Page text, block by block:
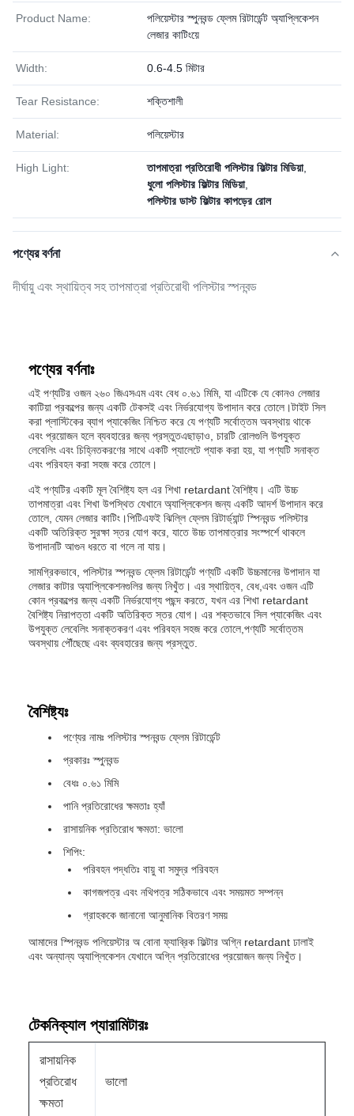
Product Name:
পলিয়েস্টার স্পুনবন্ড ফ্লেম রিটার্ডেন্ট অ্যাপ্লিকেশন
লেজার কাটিংয়ে
Width: 0.6-4.5 মিটার
Tear Resistance: শক্তিশালী
Material: পলিয়েস্টার
High Light: তাপমাত্রা প্রতিরোধী পলিস্টার ফিল্টার মিডিয়া,
ধুলো পলিস্টার ফিল্টার মিডিয়া,
পলিস্টার ডাস্ট ফিল্টার কাপড়ের রোল
পণ্যের বর্ণনা
দীর্ঘায়ু এবং স্থায়িত্ব সহ তাপমাত্রা প্রতিরোধী পলিস্টার স্পনবন্ড
পণ্যের বর্ণনাঃ
এই পণ্যটির ওজন ২৬০ জিএসএম এবং বেধ ০.৬১ মিমি, যা এটিকে যে কোনও লেজার
কাটিয়া প্রকল্পের জন্য একটি টেকসই এবং নির্ভরযোগ্য উপাদান করে তোলে।টাইট সিল
করা প্লাস্টিকের ব্যাগ প্যাকেজিং নিশ্চিত করে যে পণ্যটি সর্বোত্তম অবস্থায় থাকে
এবং প্রয়োজন হলে ব্যবহারের জন্য প্রস্তুতএছাড়াও, চারটি রোলগুলি উপযুক্ত
লেবেলিং এবং চিহ্নিতকরণের সাথে একটি প্যালেটে প্যাক করা হয়, যা পণ্যটি সনাক্ত
এবং পরিবহন করা সহজ করে তোলে।
এই পণ্যটির একটি মূল বৈশিষ্ট্য হল এর শিখা retardant বৈশিষ্ট্য। এটি উচ্চ
তাপমাত্রা এবং শিখা উপস্থিত যেখানে অ্যাপ্লিকেশন জন্য একটি আদর্শ উপাদান করে
তোলে, যেমন লেজার কাটিং।পিটিএফই ঝিল্লি ফ্লেম রিটার্ড্যান্ট স্পিনবন্ড পলিস্টার
একটি অতিরিক্ত সুরক্ষা স্তর যোগ করে, যাতে উচ্চ তাপমাত্রার সংস্পর্শে থাকলে
উপাদানটি আগুন ধরতে বা গলে না যায়।
সামগ্রিকভাবে, পলিস্টার স্পনবন্ড ফ্লেম রিটার্ডেন্ট পণ্যটি একটি উচ্চমানের উপাদান যা
লেজার কাটার অ্যাপ্লিকেশনগুলির জন্য নিখুঁত। এর স্থায়িত্ব, বেধ,এবং ওজন এটি
কোন প্রকল্পের জন্য একটি নির্ভরযোগ্য পছন্দ করতে, যখন এর শিখা retardant
বৈশিষ্ট্য নিরাপত্তা একটি অতিরিক্ত স্তর যোগ। এর শক্তভাবে সিল প্যাকেজিং এবং
উপযুক্ত লেবেলিং সনাক্তকরণ এবং পরিবহন সহজ করে তোলে,পণ্যটি সর্বোত্তম
অবস্থায় পৌঁছেছে এবং ব্যবহারের জন্য প্রস্তুত.
বৈশিষ্ট্যঃ
পণ্যের নামঃ পলিস্টার স্পনবন্ড ফ্লেম রিটার্ডেন্ট
প্রকারঃ স্পুনবন্ড
বেধঃ ০.৬১ মিমি
পানি প্রতিরোধের ক্ষমতাঃ হ্যাঁ
রাসায়নিক প্রতিরোধ ক্ষমতা: ভালো
শিপিং:
পরিবহন পদ্ধতিঃ বায়ু বা সমুদ্র পরিবহন
কাগজপত্র এবং নথিপত্র সঠিকভাবে এবং সময়মত সম্পন্ন
গ্রাহককে জানানো আনুমানিক বিতরণ সময়
আমাদের স্পিনবন্ড পলিয়েস্টার অ বোনা ফ্যাব্রিক ফিল্টার অগ্নি retardant ঢালাই
এবং অন্যান্য অ্যাপ্লিকেশন যেখানে অগ্নি প্রতিরোধের প্রয়োজন জন্য নিখুঁত।
টেকনিক্যাল প্যারামিটারঃ
রাসায়নিক
প্রতিরোধ
ক্ষমতা
ভালো